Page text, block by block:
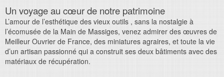
Un voyage au cœur de notre patrimoine
L’amour de l’esthétique des vieux outils , sans la nostalgie à
l’écomusée de la Main de Massiges, venez admirer des œuvres de
Meilleur Ouvrier de France, des miniatures agraires, et toute la vie
d’un artisan passionné qui a construit ses deux bâtiments avec des
matériaux de récupération.